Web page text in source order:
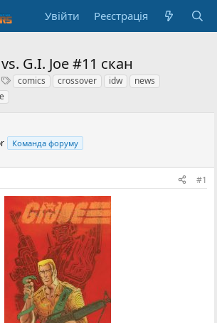
Увійти Реєстрація
G.I. Joe #11 скан
Тcomics crossover idw
news
Команда форуму
#1